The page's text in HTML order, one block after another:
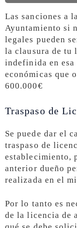
Las sanciones a
Ayuntamiento si
legales pueden
la clausura de tu
indefinida en esa
económicas que
600.000€
Traspaso de
Se puede dar el
traspaso de
establecimiento,
anterior dueño
realizada en el
Por lo tanto es
de la licencia de